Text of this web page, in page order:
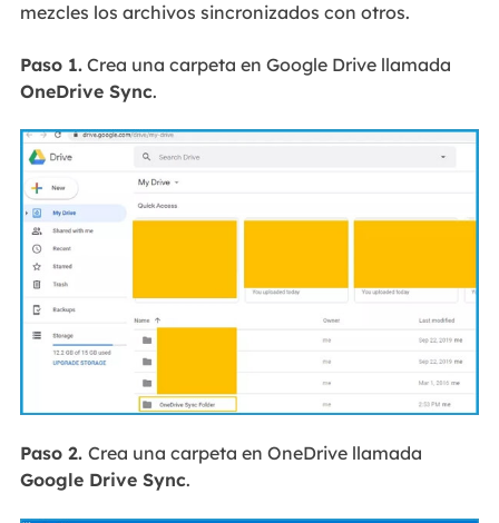
mezcles los archivos sincronizados con otros.
Paso 1.Crea una carpeta en Google Drive llamada
OneDrive Sync.
Paso 2. Crea una carpeta en OneDrive llamada
Google Drive Sync.